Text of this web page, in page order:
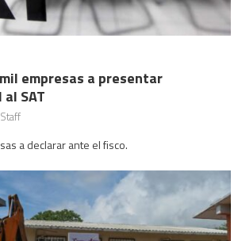
empresas a presentar
SAT
Staff
a declarar ante el fisco.